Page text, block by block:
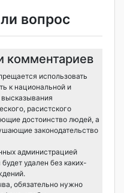
вопрос
комментариев
использовать
к национальной и
высказывания
расистского
достоинство людей, а
законодательство
администрацией
удален без каких-
обязательно нужно